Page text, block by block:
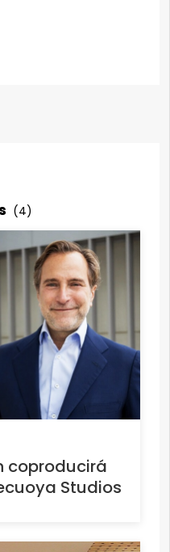
(4)
coproducirá
Studios